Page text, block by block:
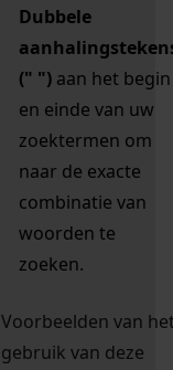
Dubbele
(" ") aan het begin
en einde van uw
zoektermen om
naar de exacte
combinatie van
woorden te
zoeken.
Voorbeelden van
gebruik van deze